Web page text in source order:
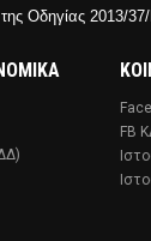
Οδηγίας 2013/
FB